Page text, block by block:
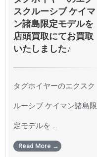
スクルーシブ ケイマ
ン諸島限定モデルを
店頭買取にてお買取
いたしました♪
タグホイヤーのエクスク
ルーシブ ケイマン諸島限
定モデルを ...
Read More →